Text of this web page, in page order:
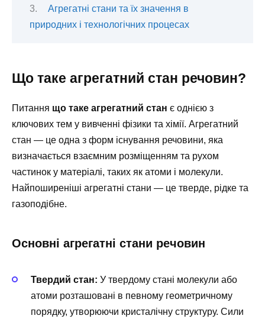
Агрегатні стани та їх значення в
природних і технологічних процесах
Що таке агрегатний стан речовин?
Питання що таке агрегатний стан є однією з
ключових тем у вивченні фізики та хімії. Агрегатний
стан — це одна з форм існування речовини, яка
визначається взаємним розміщенням та рухом
частинок у матеріалі, таких як атоми і молекули.
Найпоширеніші агрегатні стани — це тверде, рідке та
газоподібне.
Основні агрегатні стани речовин
Твердий стан: У твердому стані молекули або
атоми розташовані в певному геометричному
порядку, утворюючи кристалічну структуру. Сили